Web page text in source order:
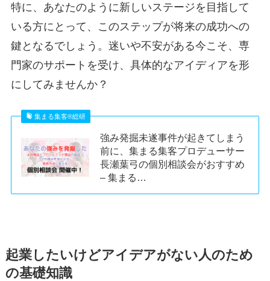
特に、あなたのように新しいステージを目指して
いる方にとって、このステップが将来の成功への
鍵となるでしょう。迷いや不安がある今こそ、専
門家のサポートを受け、具体的なアイディアを形
にしてみませんか？
集まる集客®︎総研
強み発掘未遂事件が起きてしまう
前に、集まる集客プロデューサー
長瀬葉弓の個別相談会がおすすめ
– 集まる…
起業したいけどアイデアがない人のため
の基礎知識